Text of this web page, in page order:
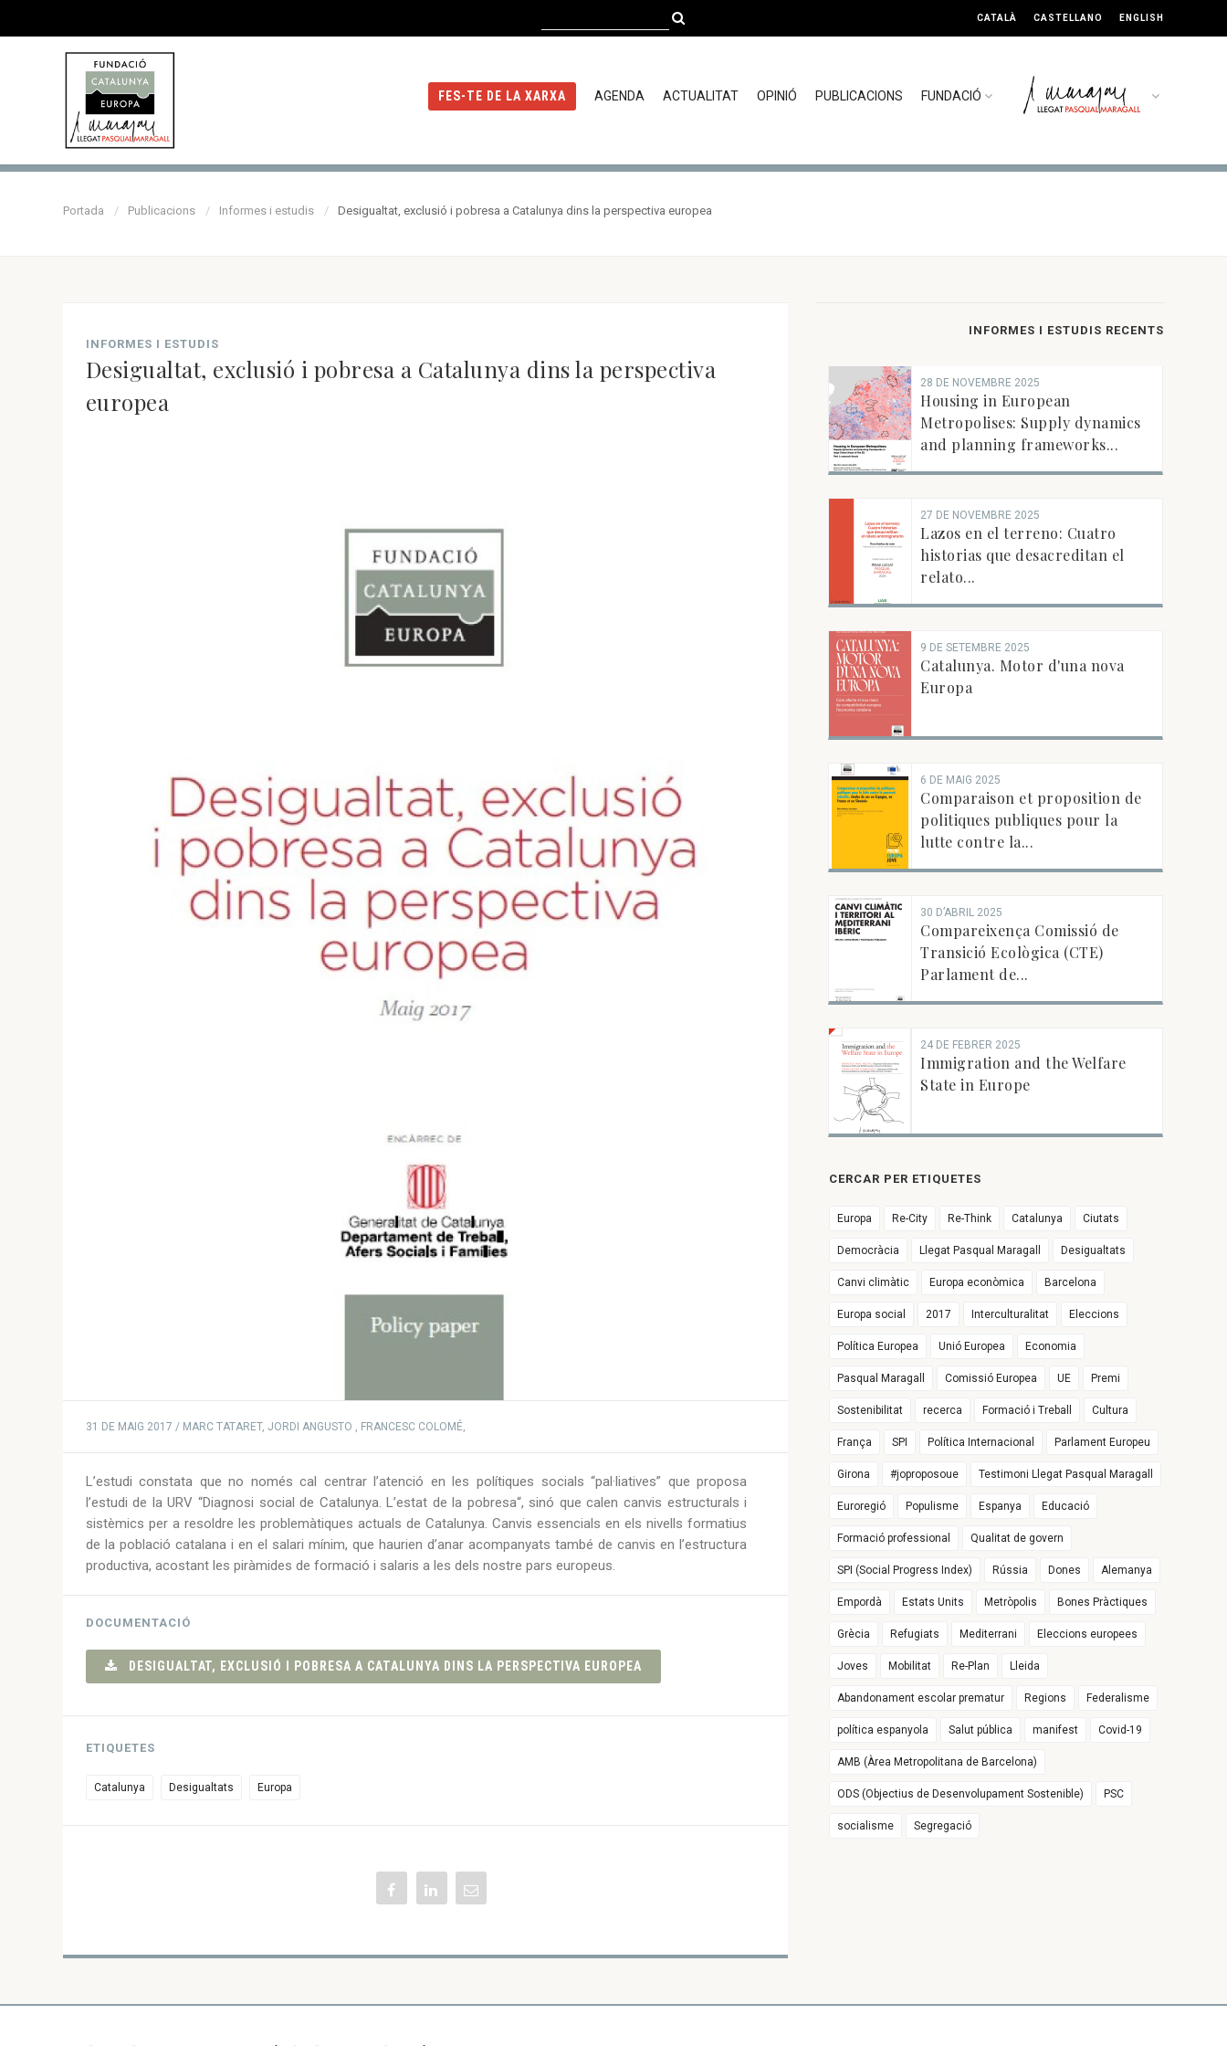
CATALÀ CASTELLANO ENGLISH
FES-TE DE LA XARXA AGENDA ACTUALITAT OPINIÓ PUBLICACIONS FUNDACIÓ
Portada Publicacions Informes i estudis Desigualtat, exclusió i pobresa a Catalunya dins la perspectiva europea
INFORMES I ESTUDIS
Desigualtat, exclusió i pobresa a Catalunya dins la perspectiva
europea
31 DE MAIG 2017 / MARC TATARET, JORDI ANGUSTO , FRANCESC COLOMÉ,
L’estudi constata que no només cal centrar l’atenció en les polítiques socials “pal·liatives” que proposa
l’estudi de la URV “Diagnosi social de Catalunya. L’estat de la pobresa“, sinó que calen canvis estructurals i
sistèmics per a resoldre les problemàtiques actuals de Catalunya. Canvis essencials en els nivells formatius
de la població catalana i en el salari mínim, que haurien d’anar acompanyats també de canvis en l’estructura
productiva, acostant les piràmides de formació i salaris a les dels nostre pars europeus.
DOCUMENTACIÓ
DESIGUALTAT, EXCLUSIÓ I POBRESA A CATALUNYA DINS LA PERSPECTIVA EUROPEA
ETIQUETES
Catalunya Desigualtats Europa
INFORMES I ESTUDIS RECENTS
28 DE NOVEMBRE 2025
Housing in European
Metropolises: Supply dynamics
and planning frameworks...
27 DE NOVEMBRE 2025
Lazos en el terreno: Cuatro
historias que desacreditan el
relato...
9 DE SETEMBRE 2025
Catalunya. Motor d'una nova
Europa
6 DE MAIG 2025
Comparaison et proposition de
politiques publiques pour la
lutte contre la...
30 D’ABRIL 2025
Compareixença Comissió de
Transició Ecològica (CTE)
Parlament de...
24 DE FEBRER 2025
Immigration and the Welfare
State in Europe
CERCAR PER ETIQUETES
Europa Re-City Re-Think Catalunya Ciutats
Democràcia Llegat Pasqual Maragall Desigualtats
Canvi climàtic Europa econòmica Barcelona
Europa social 2017 Interculturalitat Eleccions
Política Europea Unió Europea Economia
Pasqual Maragall Comissió Europea UE Premi
Sostenibilitat recerca Formació i Treball Cultura
França SPI Política Internacional Parlament Europeu
Girona #joproposoue Testimoni Llegat Pasqual Maragall
Euroregió Populisme Espanya Educació
Formació professional Qualitat de govern
SPI (Social Progress Index) Rússia Dones Alemanya
Empordà Estats Units Metròpolis Bones Pràctiques
Grècia Refugiats Mediterrani Eleccions europees
Joves Mobilitat Re-Plan Lleida
Abandonament escolar prematur Regions Federalisme
política espanyola Salut pública manifest Covid-19
AMB (Àrea Metropolitana de Barcelona)
ODS (Objectius de Desenvolupament Sostenible) PSC
socialisme Segregació